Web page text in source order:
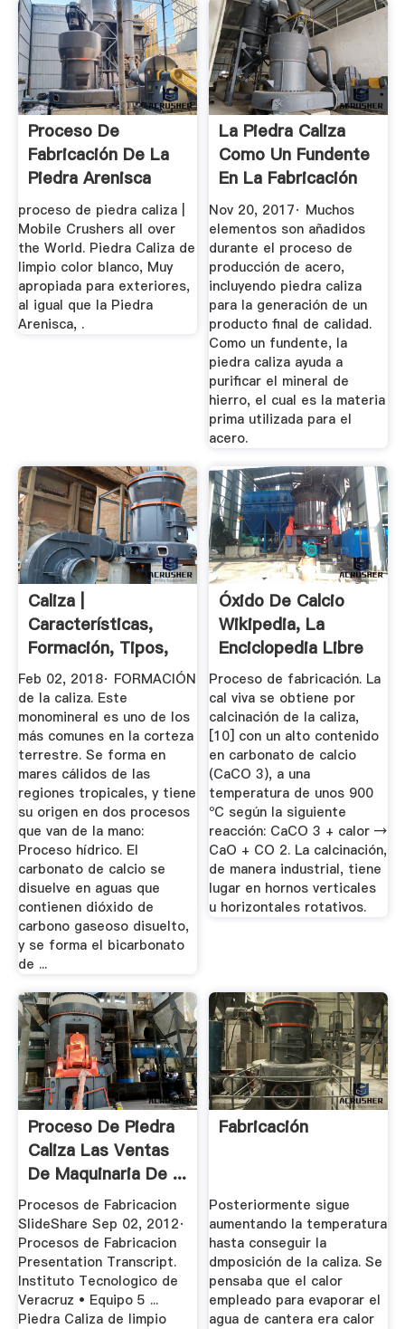
Proceso De
Fabricación De La
Piedra Arenisca
proceso de piedra caliza |
Mobile Crushers all over
the World. Piedra Caliza de
limpio color blanco, Muy
apropiada para exteriores,
al igual que la Piedra
Arenisca, .
La Piedra Caliza
Como Un Fundente
En La Fabricación
Del ...
Nov 20, 2017· Muchos
elementos son añadidos
durante el proceso de
producción de acero,
incluyendo piedra caliza
para la generación de un
producto final de calidad.
Como un fundente, la
piedra caliza ayuda a
purificar el mineral de
hierro, el cual es la materia
prima utilizada para el
acero.
Caliza |
Características,
Formación, Tipos,
Usos ...
Feb 02, 2018· FORMACIÓN
de la caliza. Este
monomineral es uno de los
más comunes en la corteza
terrestre. Se forma en
mares cálidos de las
regiones tropicales, y tiene
su origen en dos procesos
que van de la mano:
Proceso hídrico. El
carbonato de calcio se
disuelve en aguas que
contienen dióxido de
carbono gaseoso disuelto,
y se forma el bicarbonato
de ...
Óxido De Calcio
Wikipedia, La
Enciclopedia Libre
Proceso de fabricación. La
cal viva se obtiene por
calcinación de la caliza,
[10] con un alto contenido
en carbonato de calcio
(CaCO 3), a una
temperatura de unos 900
ºC según la siguiente
reacción: CaCO 3 + calor →
CaO + CO 2. La calcinación,
de manera industrial, tiene
lugar en hornos verticales
u horizontales rotativos.
Proceso De Piedra
Caliza Las Ventas
De Maquinaria De ...
Procesos de Fabricacion
SlideShare Sep 02, 2012·
Procesos de Fabricacion
Presentation Transcript.
Instituto Tecnologico de
Veracruz • Equipo 5 ...
Piedra Caliza de limpio
Fabricación
Posteriormente sigue
aumentando la temperatura
hasta conseguir la
dmposición de la caliza. Se
pensaba que el calor
empleado para evaporar el
agua de cantera era calor